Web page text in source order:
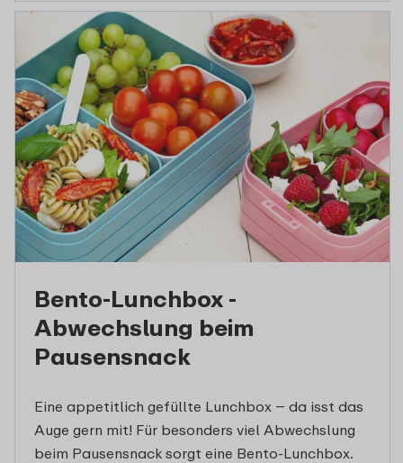
Bento-Lunchbox -
Abwechslung beim
Pausensnack
Eine appetitlich gefüllte Lunchbox – da isst das
Auge gern mit! Für besonders viel Abwechslung
beim Pausensnack sorgt eine Bento-Lunchbox.